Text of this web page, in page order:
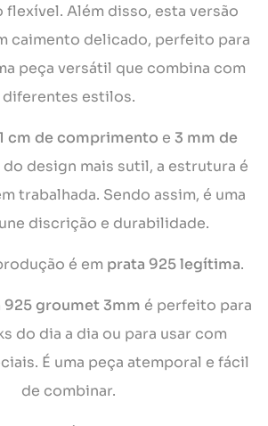
flexível. Além disso, esta versão
caimento delicado, perfeito para
peça versátil que combina com
diferentes estilos.
cm de comprimento e 3 mm de
do design mais sutil, a estrutura é
trabalhada. Sendo assim, é uma
discrição e durabilidade.
é em prata 925 legítima.
groumet 3mm é perfeito para
do dia a dia ou para usar com
É uma peça atemporal e fácil
de combinar.